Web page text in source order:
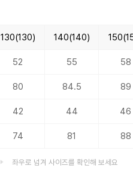
130(130) 140(140)
52 55 58
80 84.5 89
42 44 46
74 81 88
좌우로 넘겨 사이즈를 확인해 보세요